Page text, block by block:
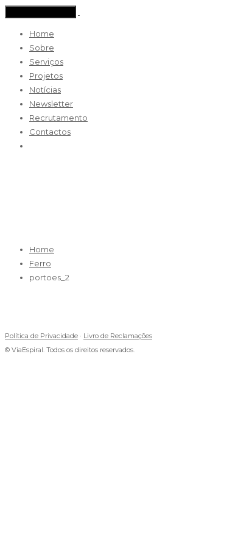
Home
Sobre
Serviços
Projetos
Notícias
Newsletter
Recrutamento
Contactos
Home
Ferro
portoes_2
Política de Privacidade · Livro de Reclamações
© ViaEspiral. Todos os direitos reservados.